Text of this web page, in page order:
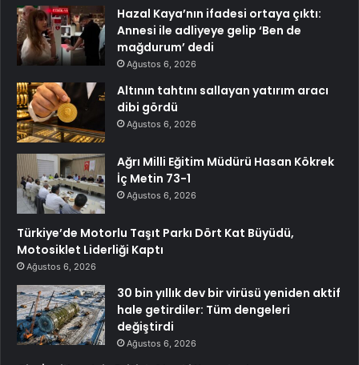
Hazal Kaya’nın ifadesi ortaya çıktı:
Annesi ile adliyeye gelip ‘Ben de
mağdurum’ dedi
Ağustos 6, 2026
Altının tahtını sallayan yatırım aracı
dibi gördü
Ağustos 6, 2026
Ağrı Milli Eğitim Müdürü Hasan Kökrek
İç Metin 73-1
Ağustos 6, 2026
Türkiye’de Motorlu Taşıt Parkı Dört Kat Büyüdü,
Motosiklet Liderliği Kaptı
Ağustos 6, 2026
30 bin yıllık dev bir virüsü yeniden aktif
hale getirdiler: Tüm dengeleri
değiştirdi
Ağustos 6, 2026